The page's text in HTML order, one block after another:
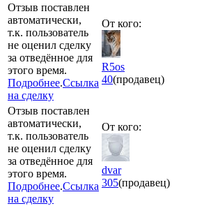
Отзыв поставлен
автоматически,
т.к. пользователь
не оценил сделку
за отведённое для
этого время.
Подробнее.Ссылка
на сделку
От кого:
R5os
40(продавец)
Отзыв поставлен
автоматически,
т.к. пользователь
не оценил сделку
за отведённое для
этого время.
Подробнее.Ссылка
на сделку
От кого:
dvar
305(продавец)